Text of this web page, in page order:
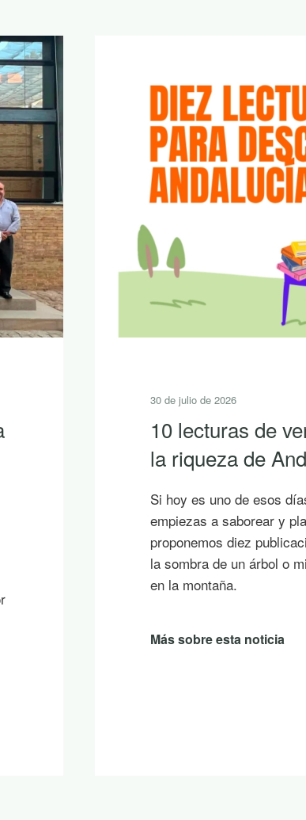
30 de julio de 2026
Sierra Norte de
primera
La Junta Directiva del
Málaga ha aprobado hoy
resolución provisional de
de Málaga con cargo al
comarca más de 618.000